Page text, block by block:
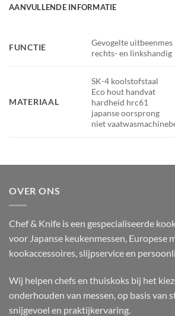
AANVULLENDE INFORMATIE
FUNCTIE
Gevogelte uitbeenmes
rechts- en linkshandig
MATERIAAL
SK-4 koolstofstaal
Eco hout handvat
hardheid hrc61
japanse oorsprong
niet
OVER ONS
Chef & Knife is een gespecialiseerde
voor Japanse keukenmessen, Europese
kookaccessoires, slijpservice en
Wij helpen chefs en thuiskoks bij het
onderhouden van messen, op basis van
snijgevoel en praktijkervaring.